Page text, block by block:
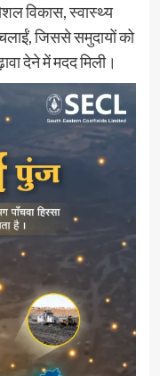
विकास, स्वास्थ्य
जिससे समुदायों को
देने में मदद मिली।